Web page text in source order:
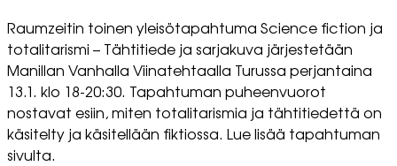
Raumzeitin toinen yleisötapahtuma Science fiction ja
totalitarismi – Tähtitiede ja sarjakuva järjestetään
Manillan Vanhalla Viinatehtaalla Turussa perjantaina
13.1. klo 18-20:30. Tapahtuman puheenvuorot
nostavat esiin, miten totalitarismia ja tähtitiedettä on
käsitelty ja käsitellään fiktiossa. Lue lisää tapahtuman
sivulta.